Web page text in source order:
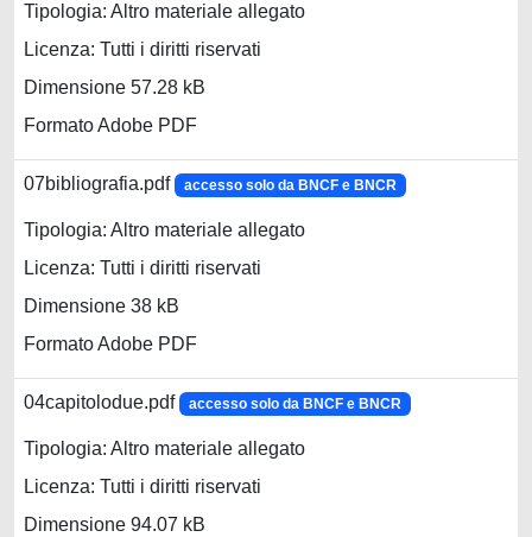
Tipologia: Altro materiale allegato
Licenza: Tutti i diritti riservati
Dimensione 57.28 kB
Formato Adobe PDF
07bibliografia.pdf accesso solo da BNCF e BNCR
Tipologia: Altro materiale allegato
Licenza: Tutti i diritti riservati
Dimensione 38 kB
Formato Adobe PDF
04capitolodue.pdf accesso solo da BNCF e BNCR
Tipologia: Altro materiale allegato
Licenza: Tutti i diritti riservati
Dimensione 94.07 kB